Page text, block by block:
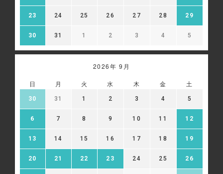
23 24 25 26 27 28 29
30 31 1 2 3 4 5
2026年 9月
日 月 火 水 木 金 土
30 31 1 2 3 4 5
6 7 8 9 10 11 12
13 14 15 16 17 18 19
20 21 22 23 24 25 26